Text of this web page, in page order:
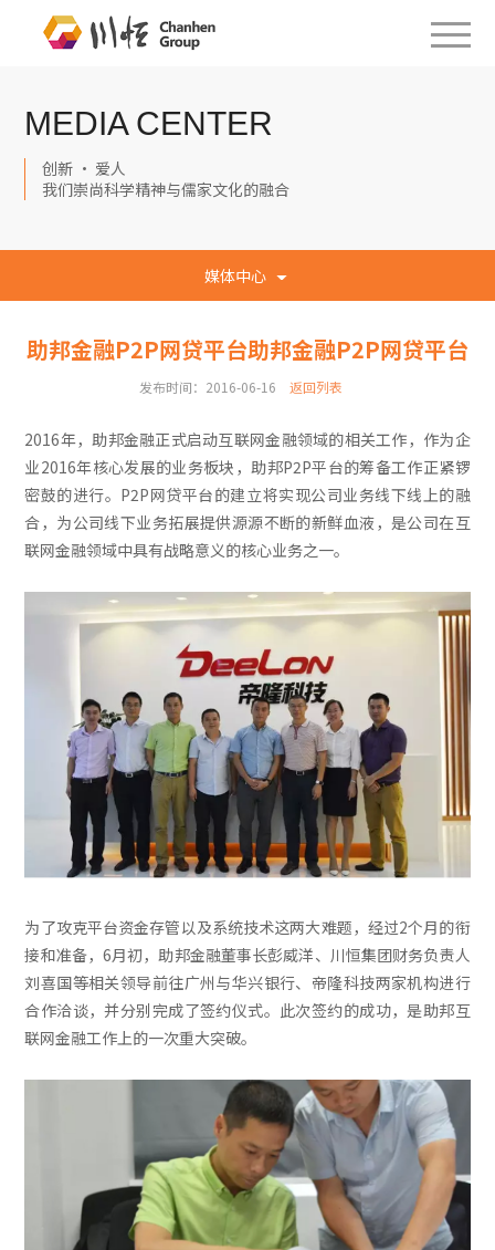
MEDIA CENTER
创新 · 爱人
我们崇尚科学精神与儒家文化的融合
媒体中心
助邦金融P2P网贷平台助邦金融P2P网贷平台
发布时间：2016-06-16 返回列表
2016年，助邦金融正式启动互联网金融领域的相关工作，作为企
业2016年核心发展的业务板块，助邦P2P平台的筹备工作正紧锣
密鼓的进行。P2P网贷平台的建立将实现公司业务线下线上的融
合，为公司线下业务拓展提供源源不断的新鲜血液，是公司在互
联网金融领域中具有战略意义的核心业务之一。
为了攻克平台资金存管以及系统技术这两大难题，经过2个月的衔
接和准备，6月初，助邦金融董事长彭威洋、川恒集团财务负责人
刘喜国等相关领导前往广州与华兴银行、帝隆科技两家机构进行
合作洽谈，并分别完成了签约仪式。此次签约的成功，是助邦互
联网金融工作上的一次重大突破。